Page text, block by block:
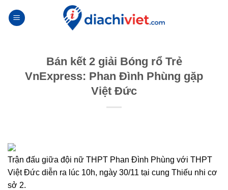
Bán kết 2 giải Bóng rổ Trẻ
VnExpress: Phan Đình Phùng gặp
Việt Đức
Trận đấu giữa đội nữ THPT Phan Đình Phùng với THPT
Việt Đức diễn ra lúc 10h, ngày 30/11 tại cung Thiếu nhi cơ
sở 2.